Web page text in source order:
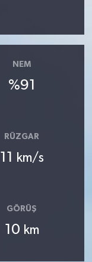
NEM
%91
RÜZGAR
11 km/s
GÖRÜŞ
10 km